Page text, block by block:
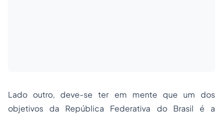
Lado outro, deve-se ter em mente que um dos
objetivos da República Federativa do Brasil é a